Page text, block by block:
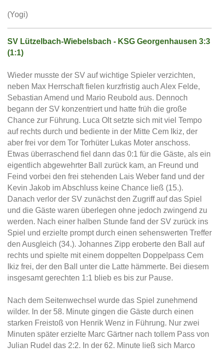
(Yogi)
SV Lützelbach-Wiebelsbach - KSG Georgenhausen 3:3
(1:1)
Wieder musste der SV auf wichtige Spieler verzichten,
neben Max Herrschaft fielen kurzfristig auch Alex Felde,
Sebastian Amend und Mario Reubold aus. Dennoch
begann der SV konzentriert und hatte früh die große
Chance zur Führung. Luca Olt setzte sich mit viel Tempo
auf rechts durch und bediente in der Mitte Cem Ikiz, der
aber frei vor dem Tor Torhüter Lukas Moter anschoss.
Etwas überraschend fiel dann das 0:1 für die Gäste, als ein
eigentlich abgewehrter Ball zurück kam, an Freund und
Feind vorbei den frei stehenden Lais Weber fand und der
Kevin Jakob im Abschluss keine Chance ließ (15.).
Danach verlor der SV zunächst den Zugriff auf das Spiel
und die Gäste waren überlegen ohne jedoch zwingend zu
werden. Nach einer halben Stunde fand der SV zurück ins
Spiel und erzielte prompt durch einen sehenswerten Treffer
den Ausgleich (34.). Johannes Zipp eroberte den Ball auf
rechts und spielte mit einem doppelten Doppelpass Cem
Ikiz frei, der den Ball unter die Latte hämmerte. Bei diesem
insgesamt gerechten 1:1 blieb es bis zur Pause.
Nach dem Seitenwechsel wurde das Spiel zunehmend
wilder. In der 58. Minute gingen die Gäste durch einen
starken Freistoß von Henrik Wenz in Führung. Nur zwei
Minuten später erzielte Marc Gärtner nach tollem Pass von
Julian Rudel das 2:2. In der 62. Minute ließ sich Marco